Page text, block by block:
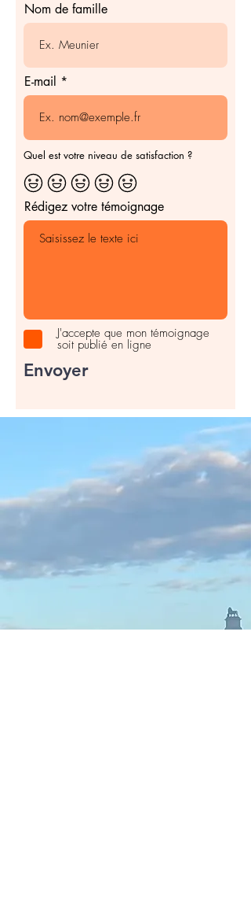
Nom de famille
E-mail
Quel est votre niveau de satisfaction ?
Rédigez votre témoignage
J'accepte que mon témoignage
soit publié en ligne
Envoyer